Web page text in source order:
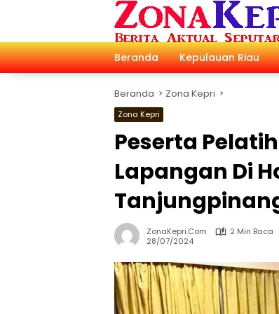
Beranda
Kepulauan Riau
Beranda Zona Kepri
Zona Kepri
Peserta
Lapangan Di
ZonaKepri.com
2 Min Baca
28/07/2024